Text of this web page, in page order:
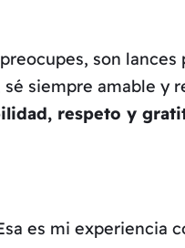
son lances
siempre amable y
respeto y
es mi experiencia